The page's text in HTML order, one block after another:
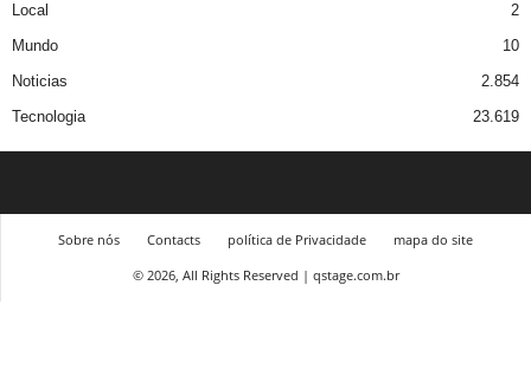
Local
2
Mundo
10
Noticias
2.854
Tecnologia
23.619
Sobre nós Contacts política de Privacidade
mapa do site
© 2026, All Rights Reserved | qstage.com.br